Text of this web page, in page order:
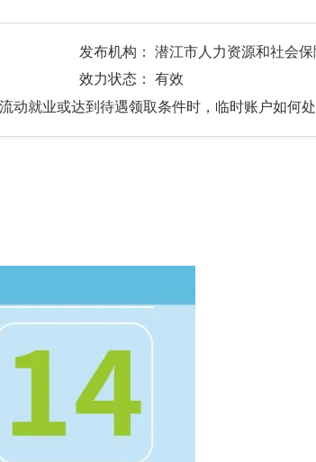
发布机构： 潜江市人力资源和社会保
效力状态： 有效
就业或达到待遇领取条件时，临时账户如何处